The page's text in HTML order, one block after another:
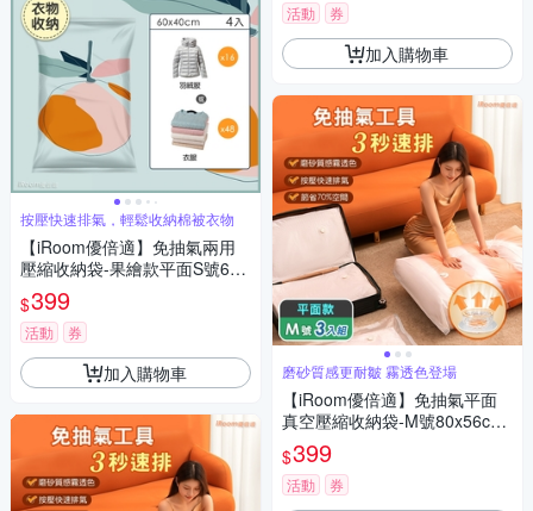
按壓快速排氣，輕鬆收納棉被衣物
【iRoom優倍適】免抽氣兩用
壓縮收納袋-果繪款平面S號60x
40cm (4入組)
$399
活動 券
加入購物車
活動 券
加入購物車
磨砂質感更耐皺 霧透色登場
【iRoom優倍適】免抽氣平面
真空壓縮收納袋-M號80x56cm
《超值3入組》
$399
活動 券